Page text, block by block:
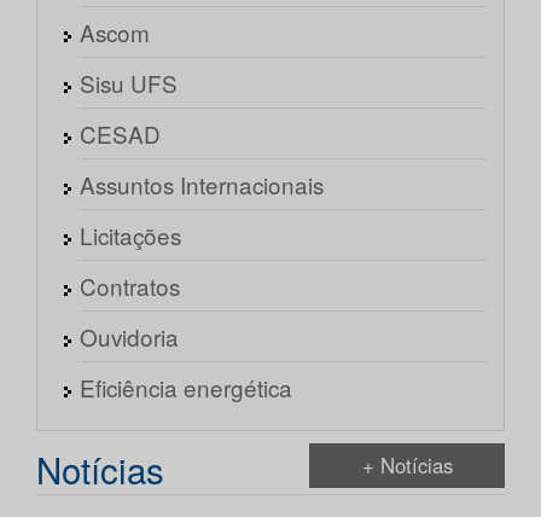
Ascom
Sisu UFS
CESAD
Assuntos Internacionais
Licitações
Contratos
Ouvidoria
Eficiência energética
Notícias + Notícias